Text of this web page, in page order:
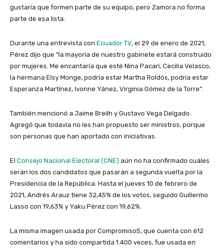
gustaría que formen parte de su equipo, pero Zamora no forma
parte de esa lista.
Durante una entrevista con Ecuador TV, el 29 de enero de 2021,
Pérez dijo que “la mayoría de nuestro gabinete estará construido
por mujeres. Me encantaría que esté Nina Pacari, Cecilia Velasco,
la hermana Elsy Monge, podría estar Martha Roldós, podría estar
Esperanza Martínez, Ivonne Yánez, Virginia Gómez de la Torre”.
También mencionó a Jaime Breilh y Gustavo Vega Delgado.
Agregó que todavía no les han propuesto ser ministros, porque
son personas que han aportado con iniciativas.
El Consejo Nacional Electoral (CNE) aún no ha confirmado cuáles
serán los dos candidatos que pasarán a segunda vuelta por la
Presidencia de la República. Hasta el jueves 10 de febrero de
2021, Andrés Arauz tiene 32,45% de los votos, seguido Guillermo
Lasso con 19,63% y Yaku Pérez con 19,62%.
La misma imagen usada por Compromiso5, que cuenta con 612
comentarios y ha sido compartida 1.400 veces, fue usada en